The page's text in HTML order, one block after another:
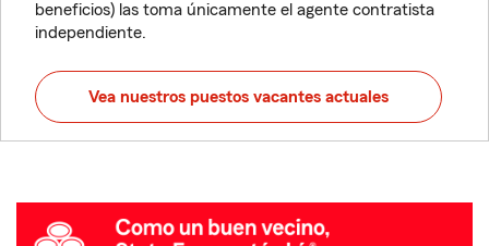
beneficios) las toma únicamente el agente contratista
independiente.
Vea nuestros puestos vacantes actuales